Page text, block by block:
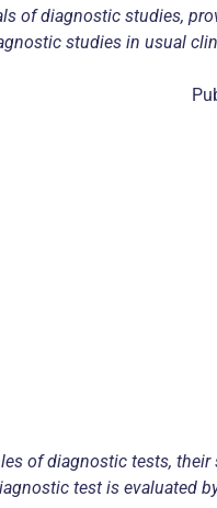
of diagnostic studies,
studies in usual
of diagnostic tests,
test is